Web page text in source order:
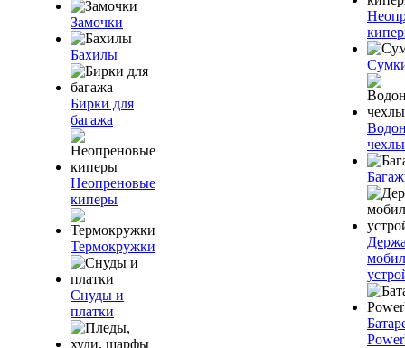
Замочки
Бахилы
Бирки для
багажа
Неопреновые
киперы
Термокружки
Снуды и
платки